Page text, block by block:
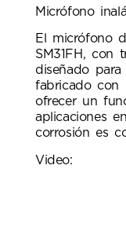
Micrófono
El micrófono
SM31FH, con
diseñado
fabricado con
ofrecer un
aplicaciones
corrosión es
Video: